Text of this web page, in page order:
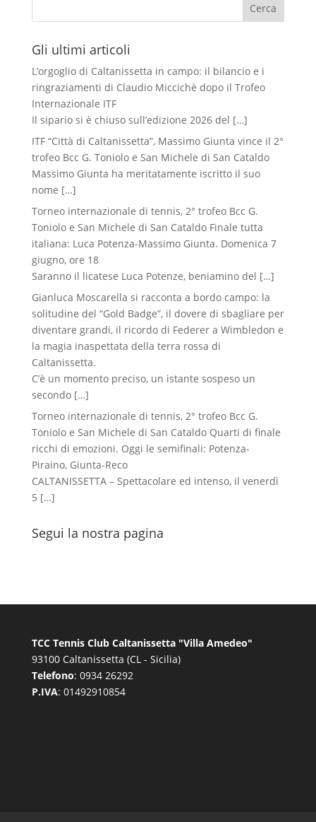
Cerca
Gli ultimi articoli
L’orgoglio di Caltanissetta in campo: il bilancio e i
ringraziamenti di Claudio Miccichè dopo il Trofeo
Internazionale ITF
Il sipario si è chiuso sull’edizione 2026 del […]
ITF “Città di Caltanissetta”, Massimo Giunta vince il 2°
trofeo Bcc G. Toniolo e San Michele di San Cataldo
Massimo Giunta ha meritatamente iscritto il suo
nome […]
Torneo internazionale di tennis, 2° trofeo Bcc G.
Toniolo e San Michele di San Cataldo Finale tutta
italiana: Luca Potenza-Massimo Giunta. Domenica 7
giugno, ore 18
Saranno il licatese Luca Potenze, beniamino del […]
Gianluca Moscarella si racconta a bordo campo: la
solitudine del “Gold Badge”, il dovere di sbagliare per
diventare grandi, il ricordo di Federer a Wimbledon e
la magia inaspettata della terra rossa di
Caltanissetta.
C’è un momento preciso, un istante sospeso un
secondo […]
Torneo internazionale di tennis, 2° trofeo Bcc G.
Toniolo e San Michele di San Cataldo Quarti di finale
ricchi di emozioni. Oggi le semifinali: Potenza-
Piraino, Giunta-Reco
CALTANISSETTA – Spettacolare ed intenso, il venerdì
5 […]
Segui la nostra pagina
TCC Tennis Club Caltanissetta "Villa Amedeo"
93100 Caltanissetta (CL - Sicilia)
Telefono: 0934 26292
P.IVA: 01492910854